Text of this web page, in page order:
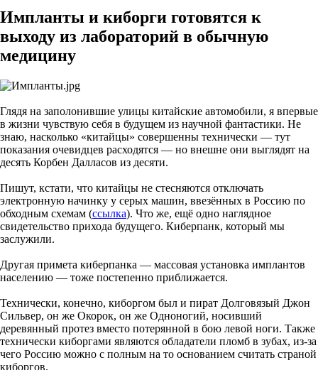
Импланты и киборги готовятся к
выходу из лабораторий в обычную
медицину
Глядя на заполонившие улицы китайские автомобили, я впервые
в жизни чувствую себя в будущем из научной фантастики. Не
знаю, насколько «китайцы» совершенны технически — тут
показания очевидцев расходятся — но внешне они выглядят на
десять Корбен Далласов из десяти.
Пишут, кстати, что китайцы не стесняются отключать
электронную начинку у серых машин, ввезённых в Россию по
обходным схемам (ссылка). Что же, ещё одно наглядное
свидетельство прихода будущего. Киберпанк, который мы
заслужили.
Другая примета киберпанка — массовая установка имплантов
населению — тоже постепенно приближается.
Технически, конечно, киборгом был и пират Долговязый Джон
Сильвер, он же Окорок, он же Одноногий, носивший
деревянный протез вместо потерянной в бою левой ноги. Также
технически киборгами являются обладатели пломб в зубах, из-за
чего Россию можно с полным на то основанием считать страной
киборгов.